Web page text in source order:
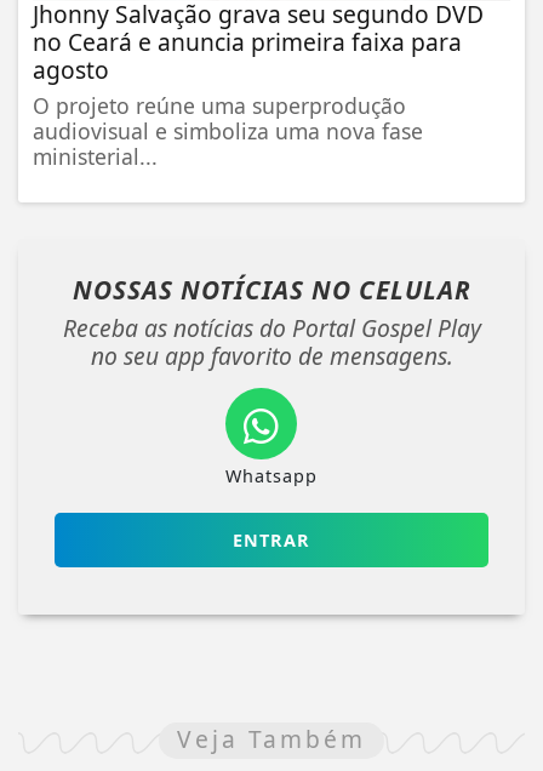
Jhonny Salvação grava seu segundo DVD
no Ceará e anuncia primeira faixa para
agosto
O projeto reúne uma superprodução
audiovisual e simboliza uma nova fase
ministerial...
NOSSAS NOTÍCIAS NO CELULAR
Receba as notícias do Portal Gospel Play
no seu app favorito de mensagens.
Whatsapp
ENTRAR
Veja Também